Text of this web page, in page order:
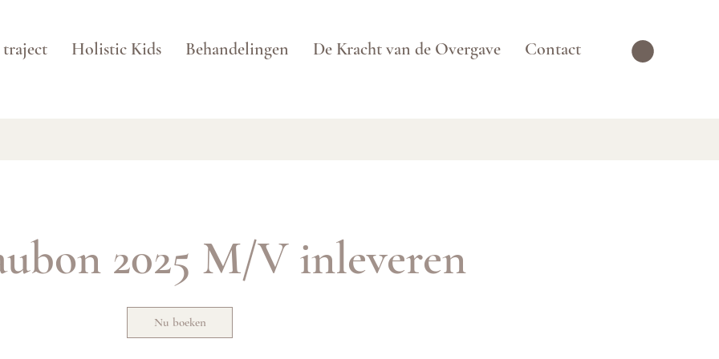
traject Holistic Kids Behandelingen De Kracht van de Overgave Contact
2025 M/V inleveren
Nu boeken